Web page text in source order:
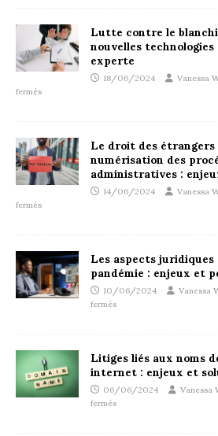
Lutte contre le
nouvelles
experte
18/06/2024 Vanessa
fermés
Le droit des
numérisation des
administratives :
14/06/2024 Vanessa
fermés
Les aspects
pandémie : enjeux et
10/06/2024 Vanessa
fermés
Litiges liés aux noms
internet : enjeux et
06/06/2024
fermés